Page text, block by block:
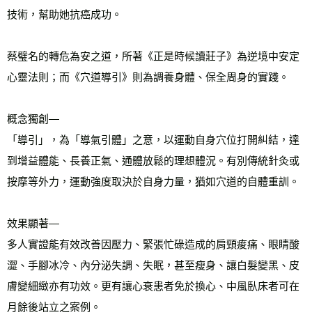
技術，幫助她抗癌成功。
蔡璧名的轉危為安之道，所著《正是時候讀莊子》為逆境中安定
心靈法則；而《穴道導引》則為調養身體、保全周身的實踐。
概念獨創—
「導引」，為「導氣引體」之意，以運動自身穴位打開糾結，達
到增益體能、長養正氣、通體放鬆的理想體況。有別傳統針灸或
按摩等外力，運動強度取決於自身力量，猶如穴道的自體重訓。
效果顯著—
多人實證能有效改善因壓力、緊張忙碌造成的肩頸痠痛、眼睛酸
澀、手腳冰冷、內分泌失調、失眠，甚至瘦身、讓白髮變黑、皮
膚變細緻亦有功效。更有讓心衰患者免於換心、中風臥床者可在
月餘後站立之案例。